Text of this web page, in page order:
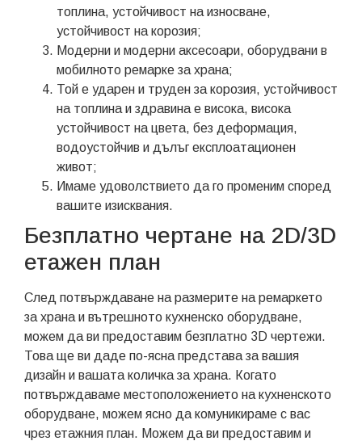
топлина, устойчивост на износване,
устойчивост на корозия;
Модерни и модерни аксесоари, оборудвани в
мобилното ремарке за храна;
Той е ударен и труден за корозия, устойчивост
на топлина и здравина е висока, висока
устойчивост на цвета, без деформация,
водоустойчив и дълъг експлоатационен
живот;
Имаме удоволствието да го променим според
вашите изисквания.
Безплатно чертане на 2D/3D
етажен план
След потвърждаване на размерите на ремаркето
за храна и вътрешното кухненско оборудване,
можем да ви предоставим безплатно 3D чертежи.
Това ще ви даде по-ясна представа за вашия
дизайн и вашата количка за храна. Когато
потвърждаваме местоположението на кухненското
оборудване, можем ясно да комуникираме с вас
чрез етажния план. Можем да ви предоставим и